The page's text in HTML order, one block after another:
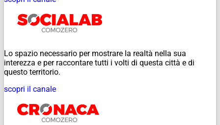
Lo spazio necessario per mostrare la realtà nella sua
interezza e per raccontare tutti i volti di questa città e di
questo territorio.
scopri il canale